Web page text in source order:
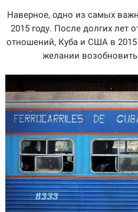
Наверное, одно из самых
2015 году. После долгих лет
отношений, Куба и США в 2015
желании